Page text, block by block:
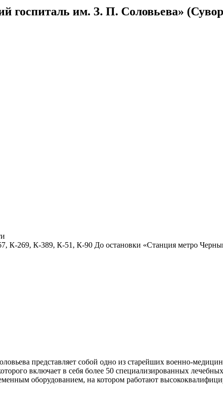
госпиталь им. З. П. Соловьева»
269, К-389, К-51, К-90 До остановки «Станция метро
представляет собой одно из старейших военно-
включает в себя более 50 специализированных
оборудованием, на котором работают